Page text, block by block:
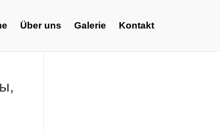
Über uns Galerie Kontakt